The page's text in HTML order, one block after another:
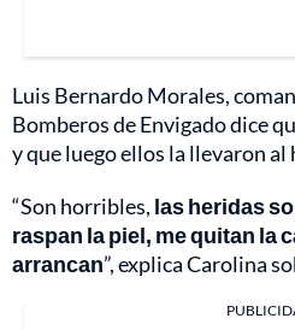
Luis Bernardo Morales,
Bomberos de Envigado dice
y que luego ellos la llevaron al
“Son horribles, las heridas
raspan la piel, me quitan la
arrancan”, explica Carolina